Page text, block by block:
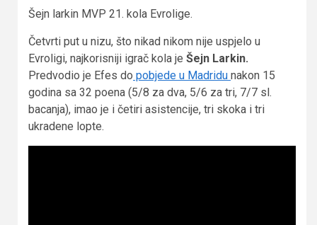
Šejn larkin MVP 21. kola Evrolige.
Četvrti put u nizu, što nikad nikom nije uspjelo u
Evroligi, najkorisniji igrač kola je Šejn Larkin.
Predvodio je Efes do pobjede u Madridu nakon 15
godina sa 32 poena (5/8 za dva, 5/6 za tri, 7/7 sl.
bacanja), imao je i četiri asistencije, tri skoka i tri
ukradene lopte.